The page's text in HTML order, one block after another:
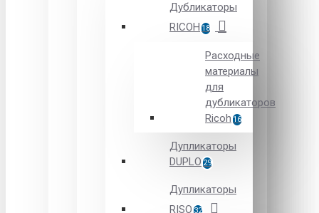
Дубликаторы
RICOH 18
Расходные
материалы
для
дубликаторов
Ricoh 16
Дупликаторы
DUPLO 29
Дупликаторы
RISO 32